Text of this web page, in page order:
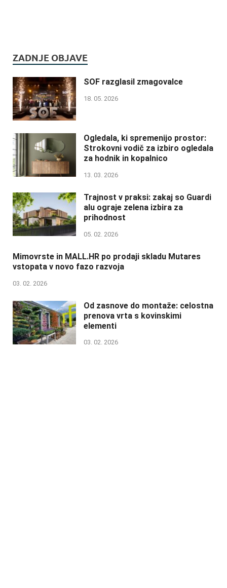
ZADNJE OBJAVE
SOF razglasil zmagovalce
18. 05. 2026
Ogledala, ki spremenijo prostor:
Strokovni vodič za izbiro ogledala
za hodnik in kopalnico
13. 03. 2026
Trajnost v praksi: zakaj so Guardi
alu ograje zelena izbira za
prihodnost
05. 02. 2026
Mimovrste in MALL.HR po prodaji skladu Mutares
vstopata v novo fazo razvoja
03. 02. 2026
Od zasnove do montaže: celostna
prenova vrta s kovinskimi
elementi
03. 02. 2026